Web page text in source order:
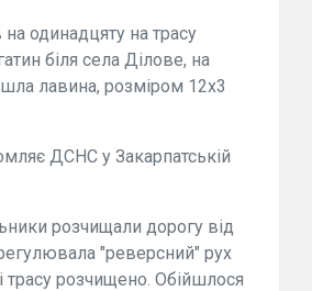
на одинадцяту на трасу
біля села Ділове, на
лавина, розміром 12х3
ДСНС у Закарпатській
розчищали дорогу від
регулювала "реверсний" рух
трасу розчищено. Обійшлося